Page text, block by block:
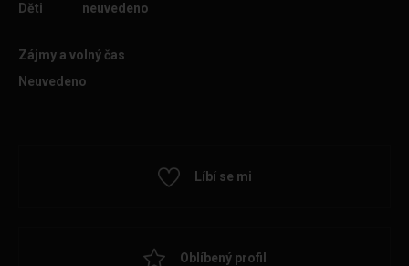
Děti
neuvedeno
Zájmy a volný čas
Neuvedeno
Líbí se mi
Oblíbený profil